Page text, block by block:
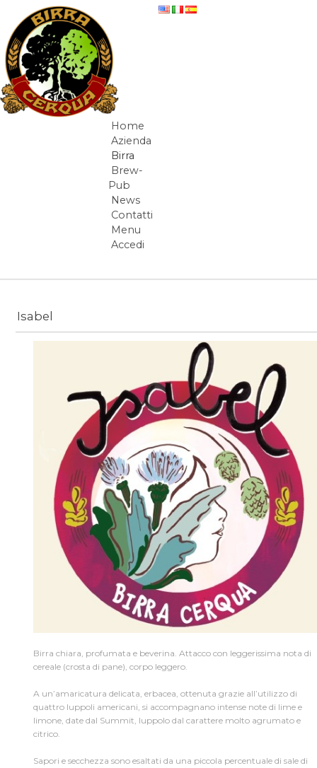
Salta al contenuto
Navigazione
Home
Azienda
Birra
Brew-
Pub
News
Contatti
Menu
Accedi
Elementi Navigazione
Isabel
Birra chiara, profumata e beverina. Attacco con leggerissima nota di
cereale (crosta di pane), corpo leggero.
A un’amaricatura delicata, erbacea, ottenuta grazie all’utilizzo di
quattro luppoli americani, si accompagnano intense note di lime e
limone, date dal Summit, luppolo dal carattere molto agrumato e
citrico.
Sapori e secchezza sono esaltati da una piccola percentuale di sale di